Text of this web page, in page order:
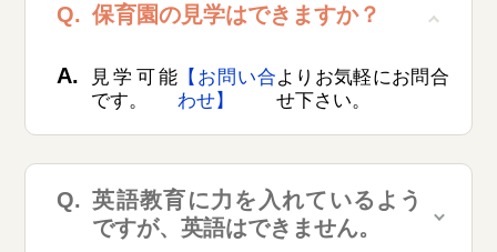
保育園の見学はできますか？
見学可能
です。
【お問い合
わせ】
よりお気軽にお問合
せ下さい。
英語教育に力を入れているよう
ですが、英語はできません。